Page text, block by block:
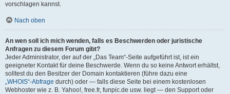
vorschlagen kannst.
Nach oben
An wen soll ich mich wenden, falls es Beschwerden oder juristische
Anfragen zu diesem Forum gibt?
Jeder Administrator, der auf der „Das Team“-Seite aufgeführt ist, ist ein
geeigneter Kontakt für deine Beschwerde. Wenn du so keine Antwort erhältst,
solltest du den Besitzer der Domain kontaktieren (führe dazu eine
„WHOIS“-Abfrage durch) oder — falls diese Seite bei einem kostenlosen
Webhoster wie z. B. Yahoo!, free.fr, funpic.de usw. liegt — den Support oder